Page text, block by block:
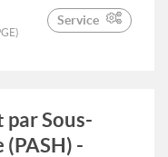
Service
par Sous-
-